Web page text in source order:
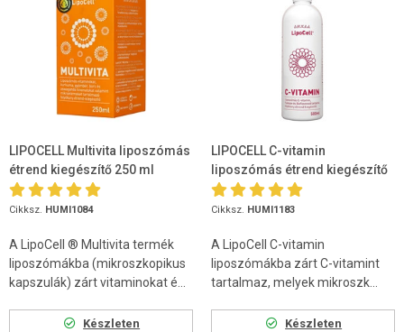
LIPOCELL Multivita liposzómás
étrend kiegészítő 250 ml
Cikksz. HUMI1084
A LipoCell ® Multivita termék
liposzómákba (mikroszkopikus
kapszulák) zárt vitaminokat é...
Készleten
LIPOCELL C-vitamin
liposzómás étrend kiegészítő
500ml
Cikksz. HUMI1183
A LipoCell C-vitamin
liposzómákba zárt C-vitamint
tartalmaz, melyek mikroszk...
Készleten